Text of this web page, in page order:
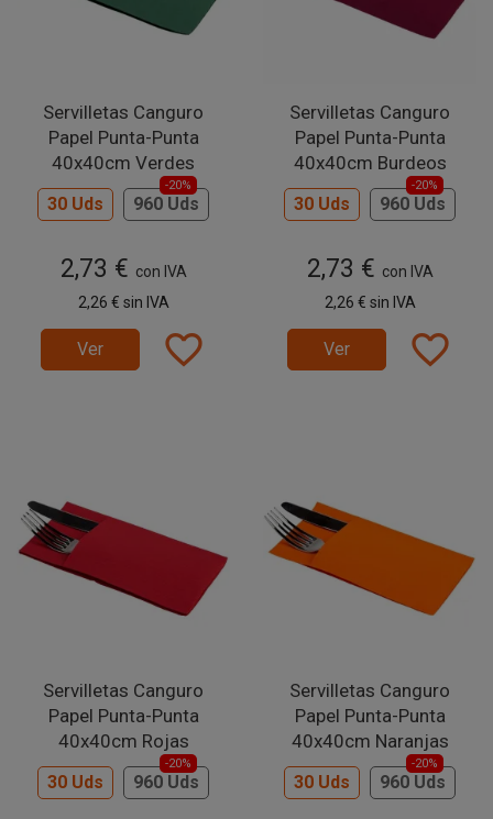
Servilletas Canguro
Papel Punta-Punta
40x40cm Verdes
30 Uds 960 Uds
-20%
2,73 € con IVA
2,26 € sin IVA
Ver favorite_border
Servilletas Canguro
Papel Punta-Punta
40x40cm Burdeos
30 Uds 960 Uds
-20%
2,73 € con IVA
2,26 € sin IVA
Ver favorite_border
Servilletas Canguro
Papel Punta-Punta
40x40cm Rojas
30 Uds 960 Uds
-20%
Servilletas Canguro
Papel Punta-Punta
40x40cm Naranjas
30 Uds 960 Uds
-20%